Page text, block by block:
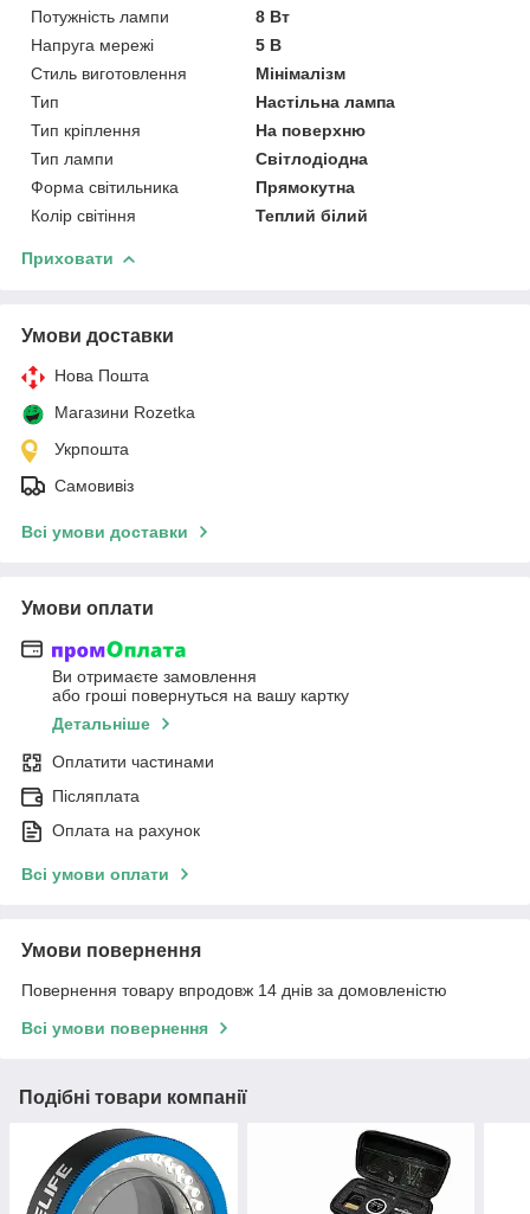
Потужність лампи
8 Вт
Напруга мережі
5 В
Стиль виготовлення
Мінімалізм
Тип
Настільна лампа
Тип кріплення
На поверхню
Тип лампи
Світлодіодна
Форма світильника
Прямокутна
Колір світіння
Теплий білий
Приховати
Умови доставки
Нова Пошта
Магазини Rozetka
Укрпошта
Самовивіз
Всі умови доставки
Умови оплати
Ви отримаєте замовлення
або гроші повернуться на вашу картку
Детальніше
Оплатити частинами
Післяплата
Оплата на рахунок
Всі умови оплати
Умови повернення
Повернення товару впродовж 14 днів за домовленістю
Всі умови повернення
Подібні товари компанії